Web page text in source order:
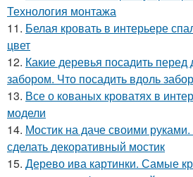
Технология монтажа
11. Белая кровать в интерьере
цвет
12. Какие деревья посадить
забором. Что посадить вдоль
13. Все о кованых кроватях в
модели
14. Мостик на даче своими
сделать декоративный мостик
15. Дерево ива картинки. Самые